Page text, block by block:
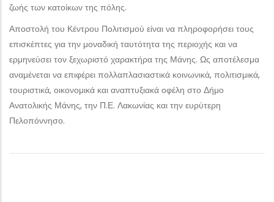
ζωής των κατοίκων της πόλης.
Αποστολή του Κέντρου Πολιτισμού είναι να πληροφορήσει τους
επισκέπτες για την μοναδική ταυτότητα της περιοχής και να
ερμηνεύσει τον ξεχωριστό χαρακτήρα της Μάνης. Ως αποτέλεσμα
αναμένεται να επιφέρει πολλαπλασιαστικά κοινωνικά, πολιτισμικά,
τουριστικά, οικονομικά και αναπτυξιακά οφέλη στο Δήμο
Ανατολικής Μάνης, την Π.Ε. Λακωνίας και την ευρύτερη
Πελοπόννησο.